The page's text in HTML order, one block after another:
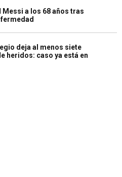
Messi a los 68 años tras
deja al menos siete
heridos: caso ya está en